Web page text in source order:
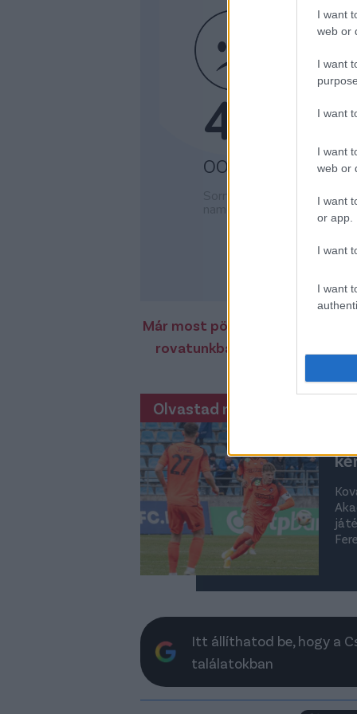
I want
web or
I want
I want
I want
web or
I want
or app.
I want
I want
Már most pörögnek a csapatok
rovatunkban ezúttal is
böngészd a
Olvastad már?
Itt állíthatod be, hogy a
találatokban